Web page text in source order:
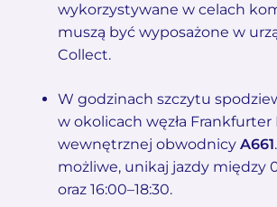
wykorzystywane w celach
muszą być wyposażone w
Collect.
W godzinach szczytu
w okolicach węzła Frankfurter
wewnętrznej obwodnicy A661
możliwe, unikaj jazdy między
oraz 16:00–18:30.